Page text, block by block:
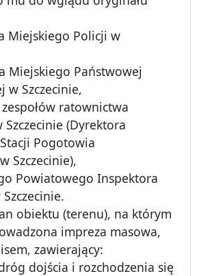
Miejskiego Policji w
Miejskiego Państwowej
w Szczecinie,
ratownictwa
(Dyrektora
Pogotowia
Szczecinie),
Powiatowego Inspektora
obiektu (terenu), na którym
impreza masowa,
zawierający:
dojścia i rozchodzenia się